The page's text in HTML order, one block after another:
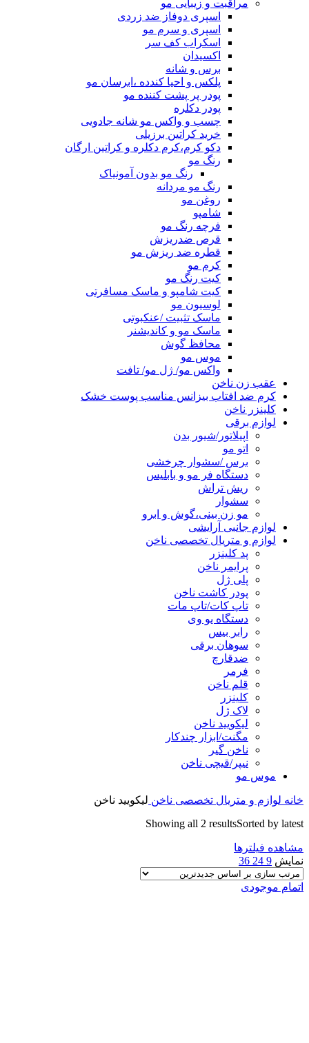
مراقبت و زیبایی مو
اسپری دوفاز ضد زردی
اسپری و سرم مو
اسکراب کف سر
اکسیدان
برس و شانه
پلکس و احیا کندده ،ابرسان مو
پودر پر پشت کننده مو
پودر دکلره
چسب و واکس مو شانه جادویی
خرید کراتین برزیلی
دکو کرم،کرم دکلره و کراتین ارگان
رنگ مو
رنگ مو بدون آمونیاک
رنگ مو مردانه
روغن مو
شامپو
فرچه رنگ مو
قرص ضدریزش
قطره ضد ریزش مو
کرم مو
کیت رنگ مو
کیت شامپو و ماسک مسافرتی
لوسیون مو
ماسک تثبیت /عنکبوتی
ماسک مو و کاندیشنر
محافظ گوش
موس مو
واکس مو/ ژل مو/ تافت
عقب زن ناخن
کرم ضد افتاب بیزانس مناسب پوست خشک
کلینزر ناخن
لوازم برقی
اپیلاتور/شیور بدن
اتو مو
برس /سشوار چرخشی
دستگاه فر مو و بابلیس
ریش تراش
سشوار
مو زن بینی،گوش و ابرو
لوازم جانبی آرایشی
لوازم و متریال تخصصی ناخن
پد کلینزر
پرایمر ناخن
پلی ژل
پودر کاشت ناخن
تاپ کات/تاپ مات
دستگاه یو وی
رابر بیس
سوهان برقی
ضدقارچ
فرمر
قلم ناخن
کلینزر
لاک ژل
لیکوييد ناخن
مگنت/ابزار چندکار
ناخن گیر
نیپر/قیچی ناخن
موس مو
خانه لوازم و متریال تخصصی ناخن لیکوييد ناخن
Showing all 2 resultsSorted by latest
مشاهده فیلترها
نمایش 9
24
36
اتمام موجودی